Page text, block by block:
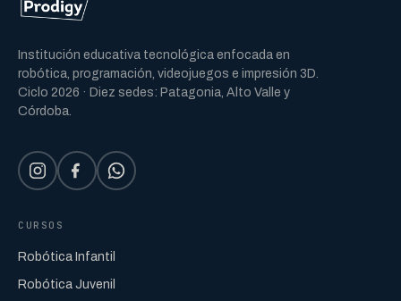
Institución educativa tecnológica enfocada en
robótica, programación, videojuegos e impresión 3D.
Ciclo 2026 · Diez sedes: Patagonia, Alto Valle y
Córdoba.
CURSOS
Robótica Infantil
Robótica Juvenil